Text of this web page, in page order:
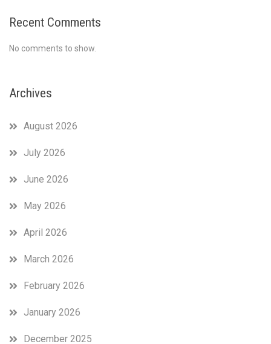
Recent Comments
No comments to show.
Archives
August 2026
July 2026
June 2026
May 2026
April 2026
March 2026
February 2026
January 2026
December 2025